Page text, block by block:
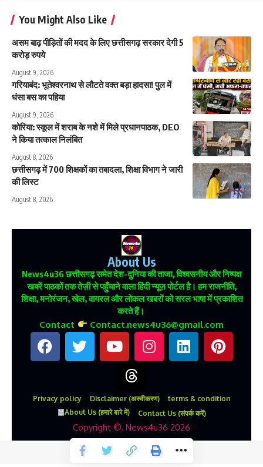
You Might Also Like
असम बाढ़ पीड़ितों की मदद के लिए छत्तीसगढ़ सरकार देगी 5
करोड़ रुपये
August 9, 2026
गरियाबंद: भूतेश्वरनाथ से लौटते वक्त बड़ा हादसा! पुल में
धंसा बस का पहिया
August 9, 2026
कोरिया: स्कूल में शराब के नशे में मिले प्रधानपाठक, DEO
ने किया तत्काल निलंबित
August 8, 2026
छत्तीसगढ़ में 700 शिक्षकों का तबादला, शिक्षा विभाग ने जारी
की लिस्ट
August 8, 2026
About Us
News4u36छत्तीसगढ़ समेत देश-दुनिया की ताजा, विश्वसनीय और निष्पक्ष
खबरें पाठकों तक तेज़ी से पहुँचाने वाला हिंदी न्यूज़ पोर्टल है। हम राजनीति,
शिक्षा, मनोरंजन, खेल, वायरल और लोकल खबरों को सरल भाषा में प्रकाशित
करते हैं।
Contact Contact.news4u36@gmail.com
Privacy policy Disclaimer (अस्वीकरण)
terms & condition
About Us (हमारे बारे में)
Contact Us (संपर्क करें)
Copyright ©, News4u36 2026